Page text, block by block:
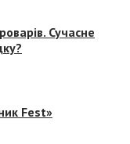
Сучасне
Fest»